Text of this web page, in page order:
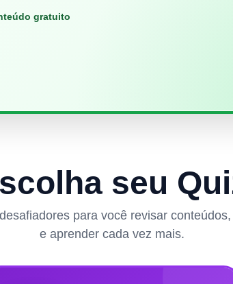
gratuito
seu
para você revisar
e aprender cada vez mais.